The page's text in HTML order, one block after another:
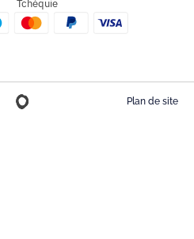
Tchéquie
Plan de site